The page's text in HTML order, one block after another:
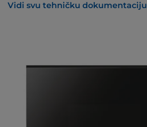
Vidi svu tehničku dokumentaciju